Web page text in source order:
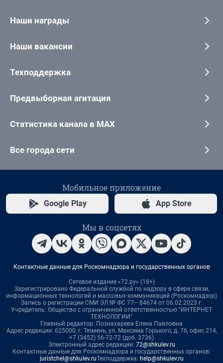
Наши награды
Наши вакансии
Техподдержка
Предвыборная агитация
Статистика канала в MAX
Все города сети
Мобильное приложение
Google Play App Store
Мы в соцсетях
Контактные данные для Роскомнадзора и государственных органов
Сетевое издание «72.ру» (18+)
Зарегистрировано Федеральной службой по надзору в сфере связи,
информационных технологий и массовых коммуникаций (Роскомнадзор)
Запись о регистрации СМИ ЭЛ № ФС 77– 84674 от 06.02.2023 г.
Учредитель: Общество с ограниченной ответственностью "ИНТЕРНЕТ
ТЕХНОЛОГИИ"
Главный редактор: Познахарева Елена Павловна
Адрес редакции: 625000, г. Тюмень, ул. Максима Горького, д. 76, офис 214,
+7 (3452) 56-72-72 (доб. 3736)
Электронный адрес редакции: 72@shkulev.ru
Контактные данные для Роскомнадзора и государственных органов:
juristchel@shkulev.ruТехподдержка: help@shkulev.ru